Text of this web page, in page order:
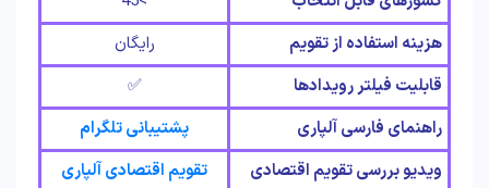
هزینه استفاده از تقویم
رایگان
قابلیت فیلتر رویدادها
✅
راهنمای فارسی آلپاری
پشتیبانی تلگرام
ویدیو بررسی تقویم اقتصادی
تقویم اقتصادی آلپاری